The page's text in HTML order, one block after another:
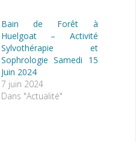
Bain de Forêt à
Huelgoat – Activité
Sylvothérapie et
Sophrologie Samedi 15
Juin 2024
7 juin 2024
Dans "Actualité"